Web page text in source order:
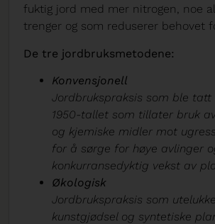
fuktig jord med mer nitrogen, noe
trenger og som reduserer behovet
De tre jordbruksmetodene:
Konvensjonell
Jordbrukspraksis som ble tatt
1950-tallet som tillater bruk
og kjemiske midler mot
for å sørge for høye avlinger
konkurransedyktig vekst av
Økologisk
Jordbrukspraksis som
kunstgjødsel og syntetiske